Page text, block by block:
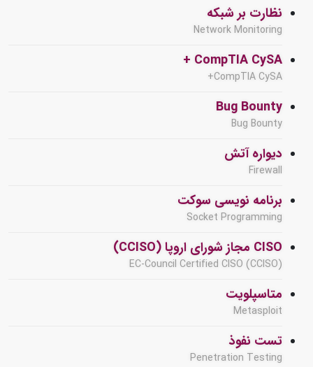
نظارت بر شبکه
Network Monitoring
CompTIA CySA +
CompTIA CySA+
Bug Bounty
Bug Bounty
دیواره آتش
Firewall
برنامه نویسی سوکت
Socket Programming
CISO مجاز شورای اروپا (CCISO)
EC-Council Certified CISO (CCISO)
متاسپلویت
Metasploit
تست نفوذ
Penetration Testing